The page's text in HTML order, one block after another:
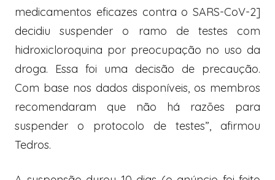
medicamentos eficazes contra o SARS-CoV-2]
decidiu suspender o ramo de testes com
hidroxicloroquina por preocupação no uso da
droga. Essa foi uma decisão de precaução.
Com base nos dados disponíveis, os membros
recomendaram que não há razões para
suspender o protocolo de testes”, afirmou
Tedros.